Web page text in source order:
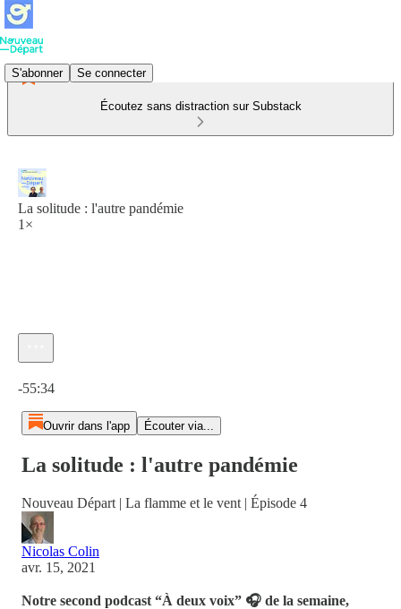
S'abonner Se connecter
Écoutez sans distraction sur Substack
La solitude : l'autre pandémie
1×
-55:34
Ouvrir dans l'app Écouter via...
La solitude : l'autre pandémie
Nouveau Départ | La flamme et le vent | Épisode 4
Nicolas Colin
avr. 15, 2021
Notre second podcast “À deux voix” 🎧 de la semaine,